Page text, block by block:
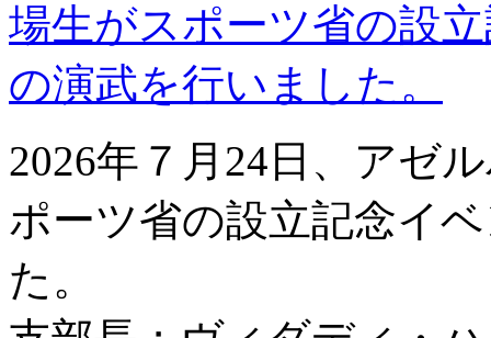
2026年７月24日、アゼ
ポーツ省の設立記念イ
た。